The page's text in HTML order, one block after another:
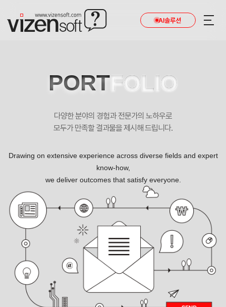
AI솔루션
피에이엘문화유산센터 반응형 기업 홈페이지제작 포트폴리오
PORTFOLIO
다양한 분야의 경험과 전문가의 노하우로
모두가 만족할 결과물을 제시해 드립니다.
Drawing on extensive experience across diverse fields and expert
know-how,
we deliver outcomes that satisfy everyone.